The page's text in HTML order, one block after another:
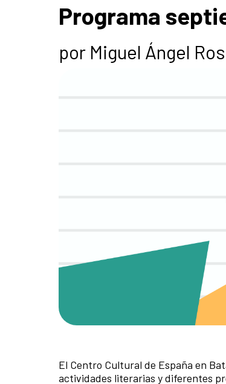
Programa
por Miguel Ángel
El Centro Cultural de España en
actividades literarias y diferentes